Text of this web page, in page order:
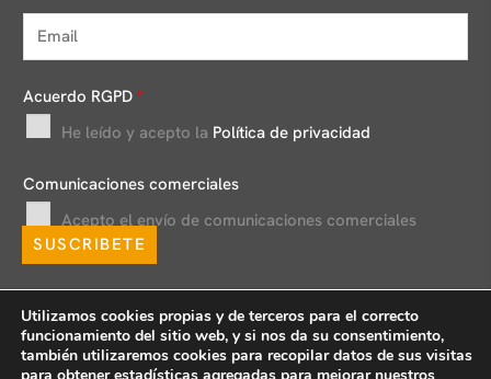
m
a
l
*
Acuerdo RGPD *
He leído y acepto la Política de privacidad
Comunicaciones comerciales
Acepto el envío de comunicaciones comerciales
SUSCRIBETE
Utilizamos cookies propias y de terceros para el correcto
funcionamiento del sitio web, y si nos da su consentimiento,
también utilizaremos cookies para recopilar datos de sus visitas